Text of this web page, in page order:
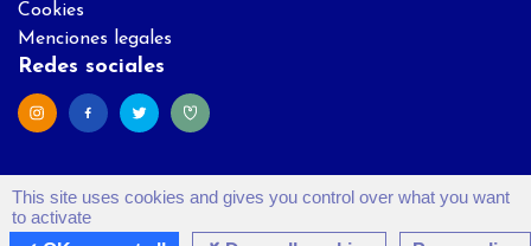
Cookies
Menciones legales
Redes sociales
This site uses cookies and gives you control over what you want
to activate